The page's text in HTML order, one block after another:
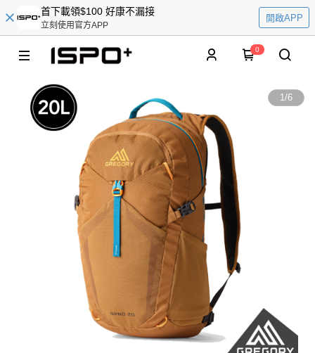
首下載領$100 好康不漏接
立刻使用官方APP
開啟APP
0
1/6